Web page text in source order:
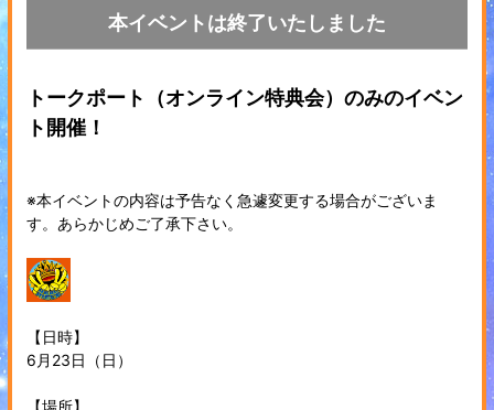
本イベントは終了いたしました
トークポート（オンライン特典会）のみのイベン
ト開催！
※本イベントの内容は予告なく急遽変更する場合がございま
す。あらかじめご了承下さい。
【日時】
6月23日（日）
【場所】